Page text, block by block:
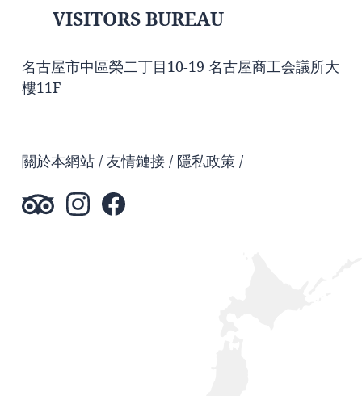
VISITORS BUREAU
名古屋市中區榮二丁目10-19 名古屋商工会議所大
樓11F
關於本網站 友情鏈接 隱私政策